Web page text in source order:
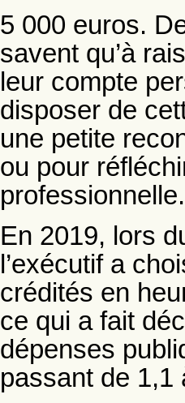
5 000 euros.
savent qu’à
leur compte
disposer de
une petite
ou pour
professionnelle.
En 2019, lors
l’exécutif a
crédités en
ce qui a fait
dépenses
passant de 1,1